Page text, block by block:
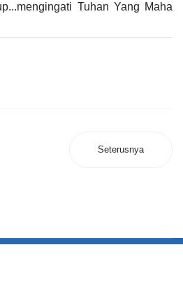
Tuhan Yang Maha
Seterusnya